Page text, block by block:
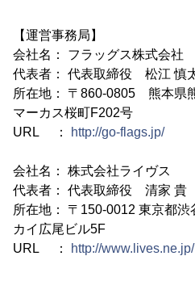
【運営事務局】
会社名： フラッグス株式会社
代表者： 代表取締役 松江 慎
所在地： 〒860-0805 熊本県
マーカス桜町F202号
URL ：
http://go-flags.jp/
会社名： 株式会社ライヴス
代表者： 代表取締役 清家 貴
所在地： 〒150-0012 東京都
カイ広尾ビル5F
URL ：
http://www.lives.ne.jp/